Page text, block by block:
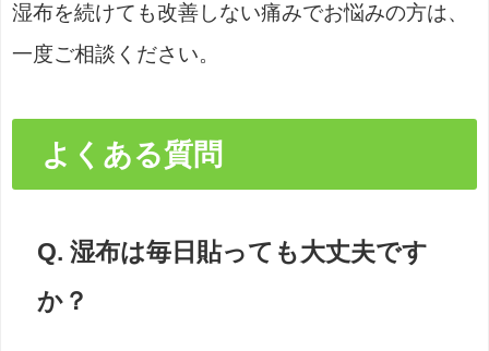
湿布を続けても改善しない痛みでお悩みの方は、
一度ご相談ください。
よくある質問
Q. 湿布は毎日貼っても大丈夫です
か？